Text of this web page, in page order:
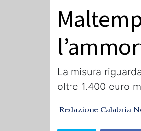
La misura
oltre 1.400 euro
Redazione Calabria